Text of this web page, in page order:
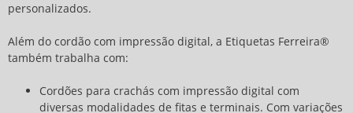
personalizados.
Além do cordão com impressão digital, a Etiquetas Ferreira®
também trabalha com:
Cordões para crachás com impressão digital com
diversas modalidades de fitas e terminais. Com variações